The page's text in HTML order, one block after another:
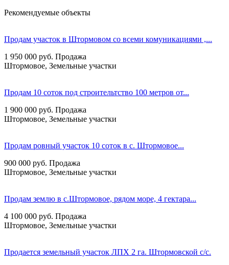
Рекомендуемые объекты
Продам участок в Штормовом со всеми комуникациями ,...
1 950 000 руб. Продажа
Штормовое, Земельные участки
Продам 10 соток под строительтство 100 метров от...
1 900 000 руб. Продажа
Штормовое, Земельные участки
Продам ровный участок 10 соток в с. Штормовое...
900 000 руб. Продажа
Штормовое, Земельные участки
Продам землю в с.Штормовое, рядом море, 4 гектара...
4 100 000 руб. Продажа
Штормовое, Земельные участки
Продается земельный участок ЛПХ 2 га. Штормовской с/с.